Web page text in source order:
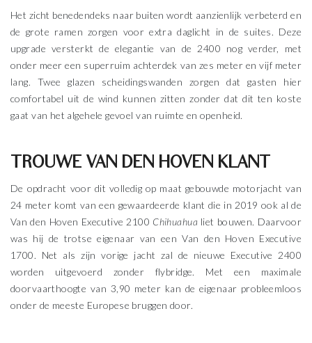
Het zicht benedendeks naar buiten wordt aanzienlijk verbeterd en
de grote ramen zorgen voor extra daglicht in de suites. Deze
upgrade versterkt de elegantie van de 2400 nog verder, met
onder meer een superruim achterdek van zes meter en vijf meter
lang. Twee glazen scheidingswanden zorgen dat gasten hier
comfortabel uit de wind kunnen zitten zonder dat dit ten koste
gaat van het algehele gevoel van ruimte en openheid.
TROUWE VAN DEN HOVEN KLANT
De opdracht voor dit volledig op maat gebouwde motorjacht van
24 meter komt van een gewaardeerde klant die in 2019 ook al de
Van den Hoven Executive 2100 Chihuahua liet bouwen. Daarvoor
was hij de trotse eigenaar van een Van den Hoven Executive
1700. Net als zijn vorige jacht zal de nieuwe Executive 2400
worden uitgevoerd zonder flybridge. Met een maximale
doorvaarthoogte van 3,90 meter kan de eigenaar probleemloos
onder de meeste Europese bruggen door.